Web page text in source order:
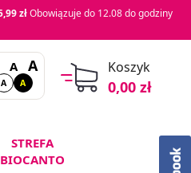
złObowiązuje do 12.08 do godziny
A A
A A
Koszyk
0,00 zł
STREFA
BIOCANTO